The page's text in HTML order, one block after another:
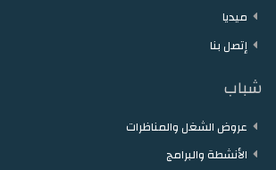
ميديا
إتصل بنا
شباب
عروض الشغل والمناظرات
الأنشطة والبرامج